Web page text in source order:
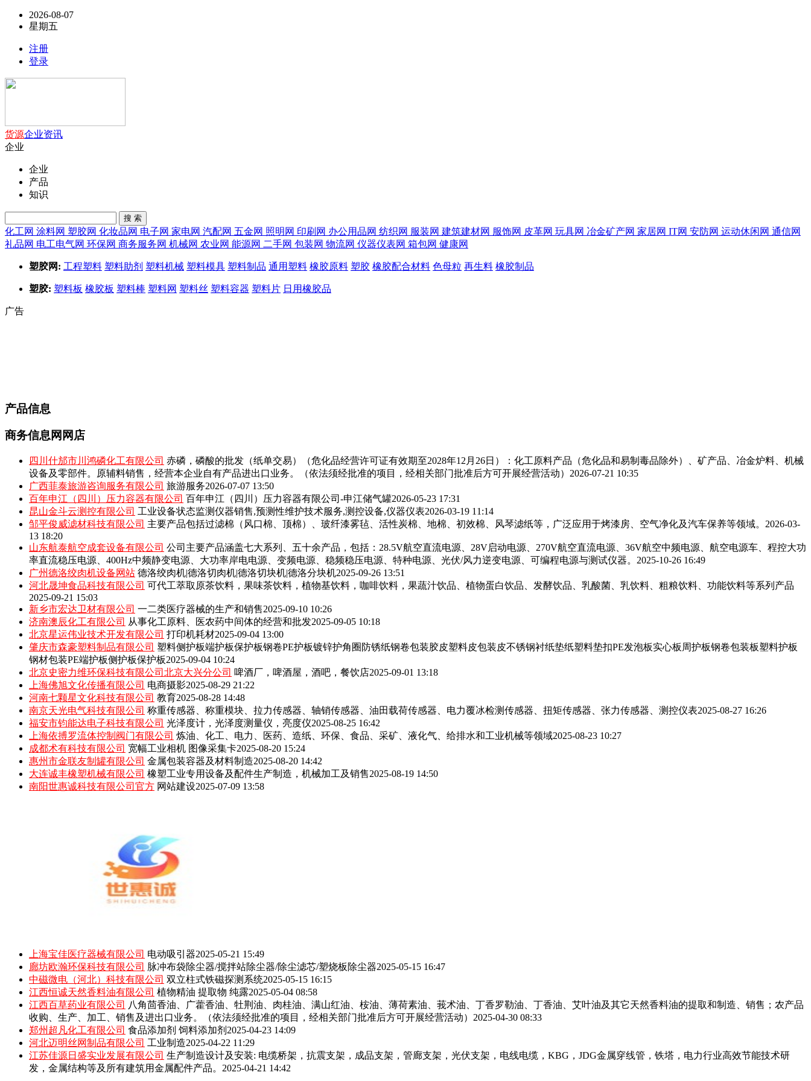
2026-08-07
星期五
注册
登录
货源企业资讯
企业
企业
产品
知识
搜 索
化工网 涂料网 塑胶网 化妆品网 电子网 家电网 汽配网 五金网 照明网 印刷网 办公用品网 纺织网 服装网 建筑建材网 服饰网 皮革网 玩具网 冶金矿产网 家居网 IT网 安防网 运动休闲网 通信网
礼品网 电工电气网 环保网 商务服务网 机械网 农业网 能源网 二手网 包装网 物流网 仪器仪表网 箱包网 健康网
塑胶网: 工程塑料 塑料助剂 塑料机械 塑料模具 塑料制品 通用塑料 橡胶原料 塑胶 橡胶配合材料 色母粒 再生料 橡胶制品
塑胶: 塑料板 橡胶板 塑料棒 塑料网 塑料丝 塑料容器 塑料片 日用橡胶品
广告
产品信息
商务信息网网店
四川什邡市川鸿磷化工有限公司 赤磷，磷酸的批发（纸单交易）（危化品经营许可证有效期至2028年12月26日）：化工原料产品（危化品和易制毒品除外）、矿产品、冶金炉料、机械
设备及零部件。原辅料销售，经营本企业自有产品进出口业务。（依法须经批准的项目，经相关部门批准后方可开展经营活动） 2026-07-21 10:35
广西菲泰旅游咨询服务有限公司 旅游服务2026-07-07 13:50
百年申江（四川）压力容器有限公司 百年申江（四川）压力容器有限公司-申江储气罐2026-05-23 17:31
昆山金斗云测控有限公司 工业设备状态监测仪器销售,预测性维护技术服务,测控设备,仪器仪表2026-03-19 11:14
邹平俊威滤材科技有限公司 主要产品包括‌过滤棉（风口棉、顶棉）、玻纤漆雾毡、活性炭棉、地棉、初效棉、风琴滤纸‌等，广泛应用于烤漆房、空气净化及汽车保养等领域。‌‌ 2026-03-
13 18:20
山东航泰航空成套设备有限公司 公司主要产品涵盖七大系列、五十余产品，包括：28.5V航空直流电源、28V启动电源、270V航空直流电源、36V航空中频电源、航空电源车、程控大功
率直流稳压电源、400Hz中频静变电源、大功率岸电电源、变频电源、稳频稳压电源、特种电源、光伏/风力逆变电源、可编程电源与测试仪器。 2025-10-26 16:49
广州德洛绞肉机设备网站 德洛绞肉机|德洛切肉机|德洛切块机|德洛分块机2025-09-26 13:51
河北晟坤食品科技有限公司 可代工萃取原茶饮料，果味茶饮料，植物基饮料，咖啡饮料，果蔬汁饮品、植物蛋白饮品、发酵饮品、乳酸菌、乳饮料、粗粮饮料、功能饮料等系列产品
2025-09-21 15:03
新乡市宏达卫材有限公司 一二类医疗器械的生产和销售2025-09-10 10:26
济南澳辰化工有限公司 从事化工原料、医农药中间体的经营和批发2025-09-05 10:18
北京星运伟业技术开发有限公司 打印机耗材2025-09-04 13:00
肇庆市森豪塑料制品有限公司 塑料侧护板端护板保护板钢卷PE护板镀锌护角圈防锈纸钢卷包装胶皮塑料皮包装皮不锈钢衬纸垫纸塑料垫扣PE发泡板实心板周护板钢卷包装板塑料护板
钢材包装PE端护板侧护板保护板2025-09-04 10:24
北京史密力维环保科技有限公司北京大兴分公司 啤酒厂，啤酒屋，酒吧，餐饮店2025-09-01 13:18
上海佛旭文化传播有限公司 电商摄影2025-08-29 21:22
河南七颗星文化科技有限公司 教育2025-08-28 14:48
南京天光电气科技有限公司 称重传感器、称重模块、拉力传感器、轴销传感器、油田载荷传感器、电力覆冰检测传感器、扭矩传感器、张力传感器、测控仪表2025-08-27 16:26
福安市钧能达电子科技有限公司 光泽度计，光泽度测量仪，亮度仪2025-08-25 16:42
上海依搏罗流体控制阀门有限公司 炼油、化工、电力、医药、造纸、环保、食品、采矿、液化气、给排水和工业机械等领域2025-08-23 10:27
成都术有科技有限公司 宽幅工业相机 图像采集卡2025-08-20 15:24
惠州市金联友制罐有限公司 金属包装容器及材料制造2025-08-20 14:42
大连诚丰橡塑机械有限公司 橡塑工业专用设备及配件生产制造，机械加工及销售2025-08-19 14:50
南阳世惠诚科技有限公司官方 网站建设2025-07-09 13:58
上海宝佳医疗器械有限公司 电动吸引器2025-05-21 15:49
廊坊欧瀚环保科技有限公司 脉冲布袋除尘器/搅拌站除尘器/除尘滤芯/塑烧板除尘器2025-05-15 16:47
中磁微电（河北）科技有限公司 双立柱式铁磁探测系统2025-05-15 16:15
江西恒诚天然香料油有限公司 植物精油 提取物 纯露2025-05-04 08:58
江西百草药业有限公司
八角茴香油、广藿香油、牡荆油、肉桂油、满山红油、桉油、薄荷素油、莪术油、丁香罗勒油、丁香油、艾叶油及其它天然香料油的提取和制造、销售；农产品
收购、生产、加工、销售及进出口业务。（依法须经批准的项目，经相关部门批准后方可开展经营活动） 2025-04-30 08:33
郑州超凡化工有限公司 食品添加剂 饲料添加剂 2025-04-23 14:09
河北迈明丝网制品有限公司 工业制造2025-04-22 11:29
江苏佳源日盛实业发展有限公司 生产制造设计及安装: 电缆桥架，抗震支架，成品支架，管廊支架，光伏支架，电线电缆，KBG，JDG金属穿线管，铁塔，电力行业高效节能技术研
发，金属结构等及所有建筑用金属配件产品。 2025-04-21 14:42